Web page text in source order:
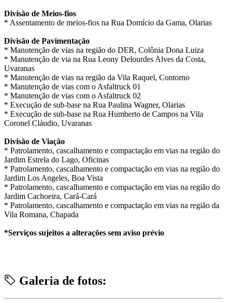
Divisão de Meios-fios
* Assentamento de meios-fios na Rua Domício da Gama, Olarias
Divisão de Pavimentação
* Manutenção de vias na região do DER, Colônia Dona Luiza
* Manutenção de via na Rua Leony Delourdes Alves da Costa,
Uvaranas
* Manutenção de vias na região da Vila Raquel, Contorno
* Manutenção de vias com o Asfaltruck 01
* Manutenção de vias com o Asfaltruck 02
* Execução de sub-base na Rua Paulina Wagner, Olarias
* Execução de sub-base na Rua Humberto de Campos na Vila
Coronel Cláudio, Uvaranas
Divisão de Viação
* Patrolamento, cascalhamento e compactação em vias na região do
Jardim Estrela do Lago, Oficinas
* Patrolamento, cascalhamento e compactação em vias na região do
Jardim Los Angeles, Boa Vista
* Patrolamento, cascalhamento e compactação em vias na região do
Jardim Cachoeira, Cará-Cará
* Patrolamento, cascalhamento e compactação em vias na região da
Vila Romana, Chapada
*Serviços sujeitos a alterações sem aviso prévio
Galeria de fotos: